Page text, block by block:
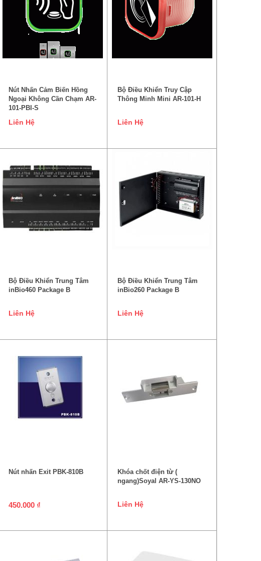
Nút Nhấn Cảm Biến Hồng
Ngoại Không Cần Chạm AR-
101-PBI-S
Liên Hệ
Bộ Điều Khiển Truy Cập
Thông Minh Mini AR-101-H
Liên Hệ
Bộ Điều Khiển Trung Tâm
inBio460 Package B
Liên Hệ
Bộ Điều Khiển Trung Tâm
inBio260 Package B
Liên Hệ
Nút nhấn Exit PBK-810B
450.000 ₫
Khóa chốt điện từ (
ngang)Soyal AR-YS-130NO
Liên Hệ